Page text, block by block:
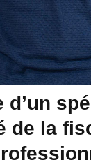
d’un
de la